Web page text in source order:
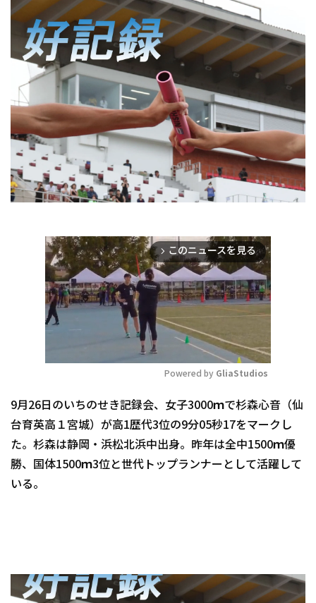
arrow_forward_ios このニュースを見る
Mute
Powered by GliaStudios
9月26日のいちのせき記録会、女子3000ｍで杉森心音（仙
台育英高１宮城）が高1歴代3位の9分05秒17をマークし
た。杉森は静岡・浜松北浜中出身。昨年は全中1500ｍ優
勝、国体1500ｍ3位と世代トップランナーとして活躍して
いる。